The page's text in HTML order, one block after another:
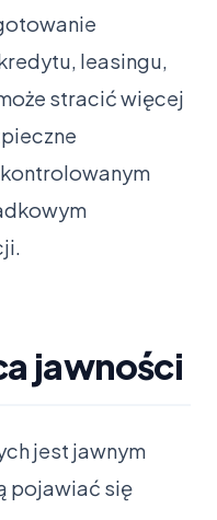
leasingu,
stracić więcej
jawności
jest jawnym
pojawiać się